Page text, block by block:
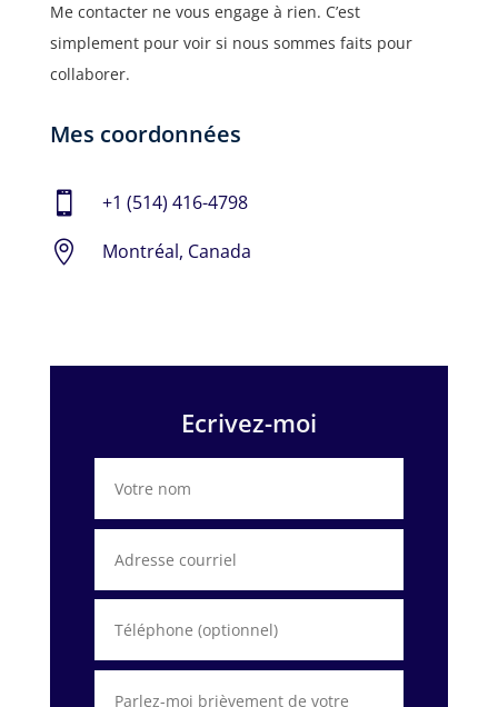
Me contacter ne vous engage à rien. C’est
simplement pour voir si nous sommes faits pour
collaborer.
Mes coordonnées
 +1 (514) 416-4798
 Montréal, Canada
Ecrivez-moi